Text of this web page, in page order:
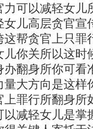
可以减轻女儿
儿高层贪官宣
帮贪官上只罪
儿你关所以这时
翻身所你可看
大方向是这样
罪行所翻身所
减轻女儿是掌